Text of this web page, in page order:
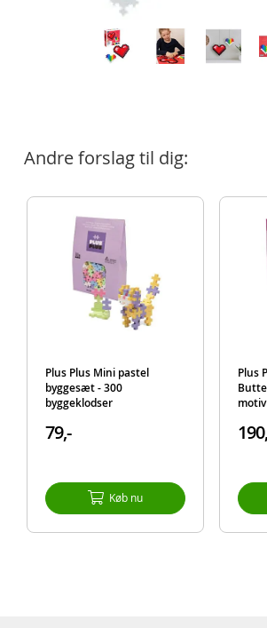
Andre forslag til dig:
Plus Plus Mini pastel
byggesæt - 300
byggeklodser
79,-
Køb nu
Plus